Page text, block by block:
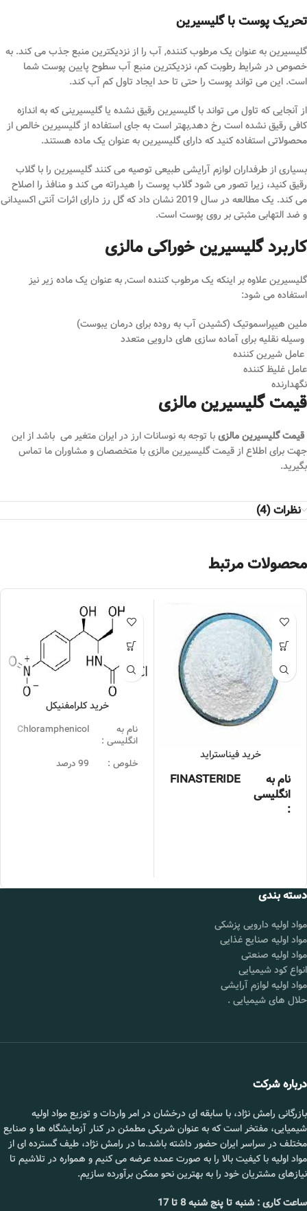
تحریک پوست با گلیسیرین
گلیسیرین به عنوان یک مرطوب کننده, آب را از نزدیکترین منبع جذب می کند. به
خصوص در شرایط رطوبت کم، نزدیکترین منبع آب سطوح پایین پوست شما
است. این می تواند پوست را حتی تا حد ایجاد تاول کم آب کند.
از آنجایی که تاول می تواند با گلیسیرین رقیق نشده یا گلیسیرینی که به اندازه
کافی رقیق نشده است رخ دهد,بهتر است به جای استفاده از گلیسیرین خالص از
محصولاتی استفاده کنید که دارای گلیسیرین به عنوان یک ماده هستند.
بسیاری از طرفداران لوازم آرایشی طبیعی توصیه می کنند گلیسیرین را با گلاب
رقیق کنید، زیرا تصور می شود گلاب پوست را هیدراته می کند و منافذ را اصلاح
می کند. یک مطالعه در سال 2019 نشان داد که گل رز دارای اثرات آنتی اکسیدانی
و ضد التهابی مثبتی بر روی پوست است.
کاربرد گلیسیرین خوراکی مالزی
گلیسیرین علاوه بر اینکه یک مرطوب کننده است, به عنوان یک ماده زیر نیز
استفاده می شود:
ملین هیپراسموتیک (کشیدن آب به روده برای درمان یبوست)
وسیله نقلیه برای آماده سازی های دارویی متعدد
عامل شیرین کننده
عامل غلیظ کننده
نگهدارنده
قیمت گلیسیرین مالزی
قیمت گلیسیرین مالزیبا توجه به نوسانات ارز در ایران متغیر می باشد از این
جهت برای اطلاع از قیمت گلیسیرین مالزی با متخصصان و مشاوران ما تماس
بگیرید.
نظرات (4)
محصولات مرتبط
خرید فیناستراید
نام به
انگلیسی
:
FINASTERIDE
برند :
چین
محل
تحویل :
شورآباد تهران
📞 09102295002
خرید کلرامفنیکل
نام به
انگلیسی :
Chloramphenicol
خلوص :
99 درصد
دسته بندی
مواد اولیه دارویی پزشکی
مواد اولیه صنایع غذایی
مواد اولیه صنعتی
انواع کود شیمیایی
مواد اولیه لوازم آرایشی
حلال های شیمیایی .
درباره شرکت
بازرگانی رامش نژاد، با سابقه ای درخشان در امر واردات و توزیع مواد اولیه
شیمیایی، مفتخر است که به عنوان شریکی مطمئن در کنار آزمایشگاه ها و صنایع
مختلف در سراسر ایران حضور داشته باشد.ما در رامش نژاد، طیف گسترده ای از
مواد اولیه با کیفیت بالا را به صورت عمده عرضه می کنیم و همواره در تلاشیم تا
نیازهای مشتریان خود را به بهترین نحو ممکن برآورده سازیم.
ساعت کاری : شنبه تا پنج شنبه 8 تا 17